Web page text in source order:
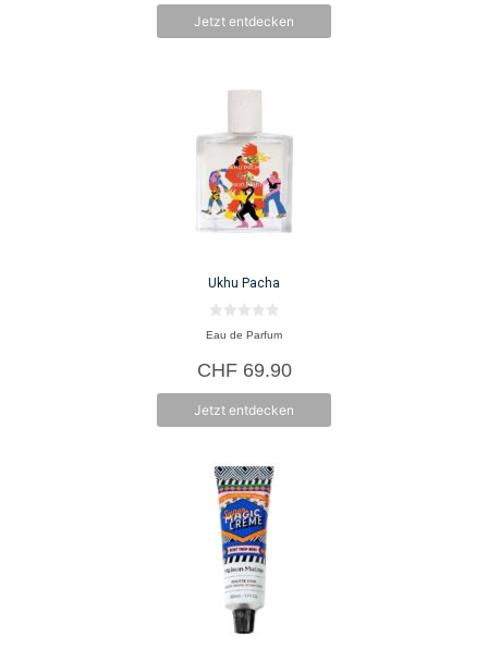
Jetzt entdecken
Ukhu Pacha
0
v
n
5
Eau de Parfum
CHF69.90
Jetzt entdecken